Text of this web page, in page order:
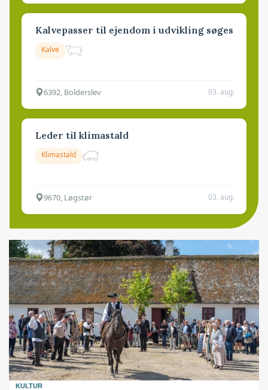
Kalvepasser til ejendom i udvikling søges
Kalve
6392, Bolderslev 03. aug.
Leder til klimastald
Klimastald
9670, Løgstør 03. aug.
KULTUR